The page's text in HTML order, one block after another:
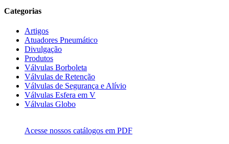
Categorias
Artigos
Atuadores Pneumático
Divulgação
Produtos
Válvulas Borboleta
Válvulas de Retenção
Válvulas de Segurança e Alívio
Válvulas Esfera em V
Válvulas Globo
Acesse nossos catálogos em PDF